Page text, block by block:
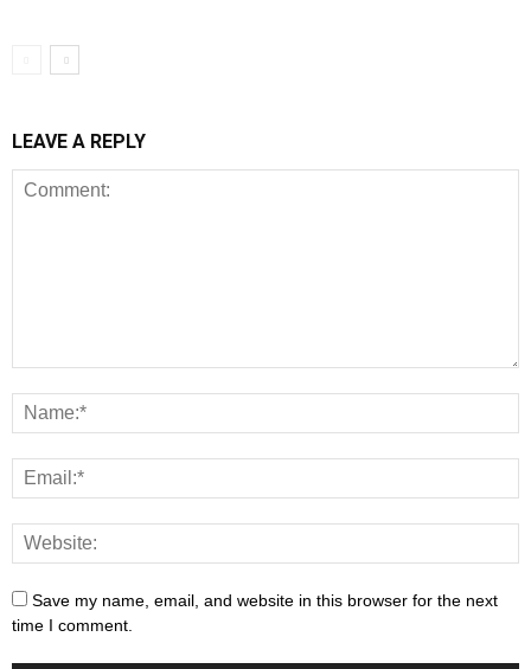
LEAVE A REPLY
Save my name, email, and website in this browser for the next
time I comment.